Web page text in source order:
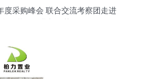
度采购峰会 联合交流考察团走进